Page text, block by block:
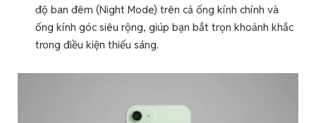
độ ban đêm (Night Mode) trên cả ống kính chính và
ống kính góc siêu rộng, giúp bạn bắt trọn khoảnh khắc
trong điều kiện thiếu sáng.